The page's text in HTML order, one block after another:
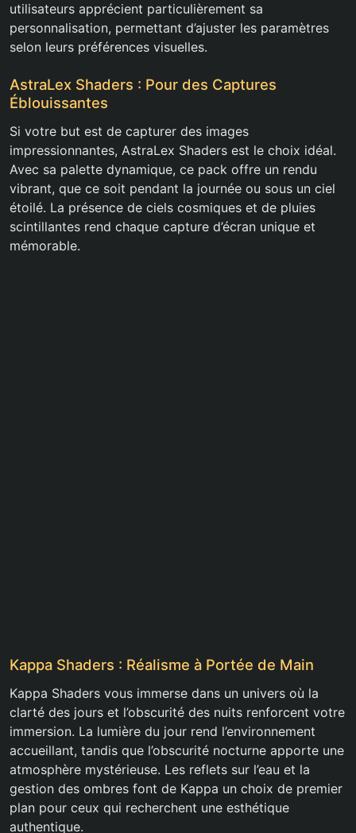
utilisateurs apprécient particulièrement sa
personnalisation, permettant d’ajuster les paramètres
selon leurs préférences visuelles.
AstraLex Shaders : Pour des Captures
Éblouissantes
Si votre but est de capturer des images
impressionnantes, AstraLex Shaders est le choix idéal.
Avec sa palette dynamique, ce pack offre un rendu
vibrant, que ce soit pendant la journée ou sous un ciel
étoilé. La présence de ciels cosmiques et de pluies
scintillantes rend chaque capture d’écran unique et
mémorable.
Kappa Shaders : Réalisme à Portée de Main
Kappa Shaders vous immerse dans un univers où la
clarté des jours et l’obscurité des nuits renforcent votre
immersion. La lumière du jour rend l’environnement
accueillant, tandis que l’obscurité nocturne apporte une
atmosphère mystérieuse. Les reflets sur l’eau et la
gestion des ombres font de Kappa un choix de premier
plan pour ceux qui recherchent une esthétique
authentique.